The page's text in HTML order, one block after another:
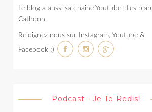
Le blog a aussi sa chaine Youtube : Les
Cathoon.
Rejoignez nous sur Instagram, Youtube &
Facebook ;)
Podcast - Je Te Redis!